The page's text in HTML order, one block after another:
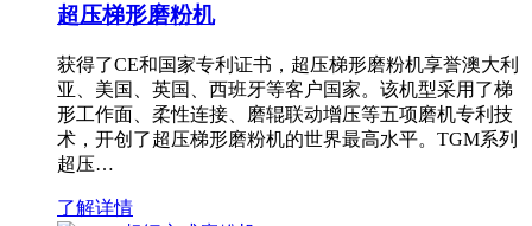
超压梯形磨粉机
获得了CE和国家专利证书，超压梯形磨粉机享誉澳大利
亚、美国、英国、西班牙等客户国家。该机型采用了梯
形工作面、柔性连接、磨辊联动增压等五项磨机专利技
术，开创了超压梯形磨粉机的世界最高水平。TGM系列
超压…
了解详情